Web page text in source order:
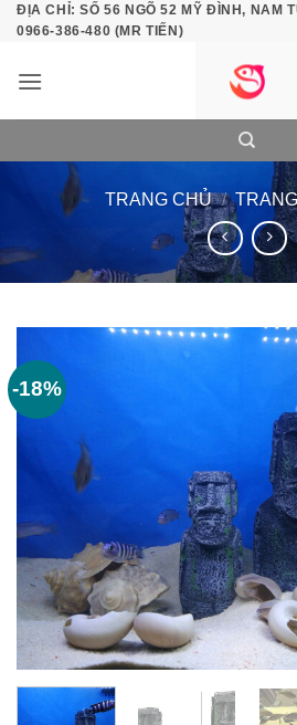
Bỏ
qua
dung
ĐỊA CHỈ: SỐ 56 NGÕ 52 MỸ ĐÌNH, NAM
0966-386-480 (MR TIẾN)
TRANG CHỦ /
-18%